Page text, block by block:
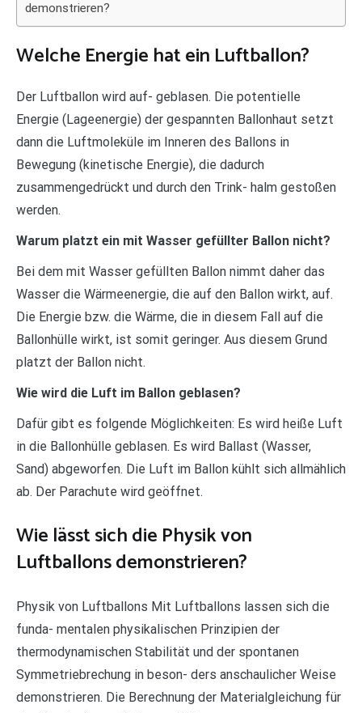
demonstrieren?
Welche Energie hat ein Luftballon?
Der Luftballon wird auf- geblasen. Die potentielle
Energie (Lageenergie) der gespannten Ballonhaut setzt
dann die Luftmoleküle im Inneren des Ballons in
Bewegung (kinetische Energie), die dadurch
zusammengedrückt und durch den Trink- halm gestoßen
werden.
Warum platzt ein mit Wasser gefüllter Ballon nicht?
Bei dem mit Wasser gefüllten Ballon nimmt daher das
Wasser die Wärmeenergie, die auf den Ballon wirkt, auf.
Die Energie bzw. die Wärme, die in diesem Fall auf die
Ballonhülle wirkt, ist somit geringer. Aus diesem Grund
platzt der Ballon nicht.
Wie wird die Luft im Ballon geblasen?
Dafür gibt es folgende Möglichkeiten: Es wird heiße Luft
in die Ballonhülle geblasen. Es wird Ballast (Wasser,
Sand) abgeworfen. Die Luft im Ballon kühlt sich allmählich
ab. Der Parachute wird geöffnet.
Wie lässt sich die Physik von
Luftballons demonstrieren?
Physik von Luftballons Mit Luftballons lassen sich die
funda- mentalen physikalischen Prinzipien der
thermodynamischen Stabilität und der spontanen
Symmetriebrechung in beson- ders anschaulicher Weise
demonstrieren. Die Berechnung der Materialgleichung für